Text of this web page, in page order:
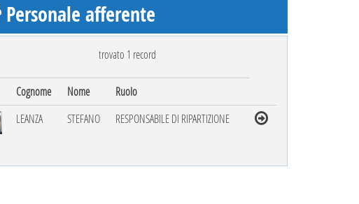
Personale afferente
trovato 1 record
Cognome Nome
Ruolo
LEANZA
STEFANO RESPONSABILE DI RIPARTIZIONE